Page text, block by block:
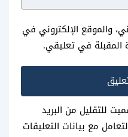
والموقع الإلكتروني في
المقبلة في تعليقي.
للتقليل من البريد
مع بيانات التعليقات